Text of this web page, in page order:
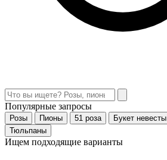
Популярные запросы
Розы Пионы 51 роза Букет невесты
Тюльпаны
Ищем подходящие варианты